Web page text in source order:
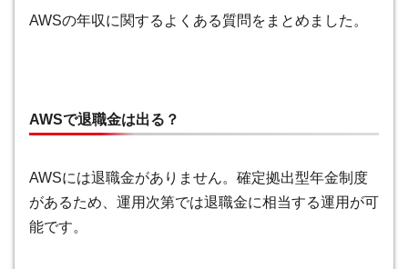
AWSの年収に関するよくある質問をまとめました。
AWSで退職金は出る？
AWSには退職金がありません。確定拠出型年金制度
があるため、運用次第では退職金に相当する運用が可
能です。